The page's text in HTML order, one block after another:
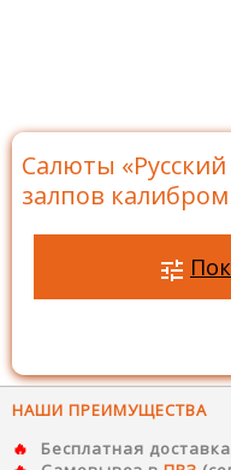
Салюты
залпов
НАШИ ПРЕИМУЩЕСТВА
Бесплатная